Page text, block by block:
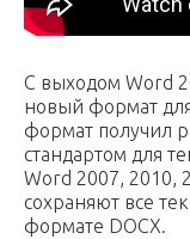
С выходом Word
новый формат
формат получил
стандартом для
Word 2007, 2010,
сохраняют все
формате DOCX.